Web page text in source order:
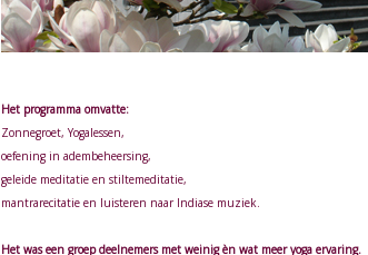
Het programma omvatte:
Zonnegroet, Yogalessen,
oefening in adembeheersing,
geleide meditatie en stiltemeditatie,
mantrarecitatie en luisteren naar Indiase muziek.
Het was een groep deelnemers met weinig èn wat meer yoga ervaring.